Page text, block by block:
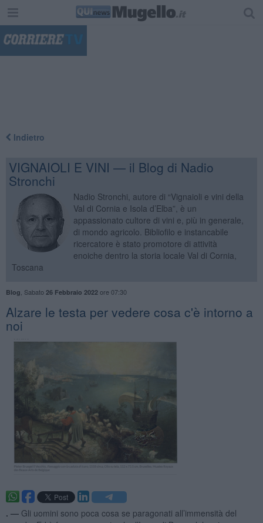
Indietro
VIGNAIOLI E VINI — il Blog di Nadio
Stronchi
Nadio Stronchi, autore di “Vignaioli e vini della
Val di Cornia e Isola d’Elba”, è un
appassionato cultore di vini e, più in generale,
di mondo agricolo. Bibliofilo e instancabile
ricercatore è stato promotore di attività
enoiche dentro la storia locale Val di Cornia,
Toscana
Blog Sabato 26 Febbraio 2022ore 07:30
Alzare le testa per vedere cosa c'è intorno a
noi
. — Gli uomini sono poca cosa se paragonati all’immensità del